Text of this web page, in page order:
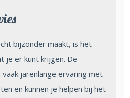
bijzonder maakt, is het
je er kunt krijgen. De
jarenlange ervaring met
en kunnen je helpen bij het